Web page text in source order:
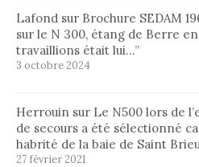
Lafond sur Brochure SEDAM
sur le N 300, étang de Berre
travaillions était lui…”
3 octobre 2024
Herrouin sur Le N500 lors de
de secours a été sélectionné
habrité de la baie de Saint
27 février 2021